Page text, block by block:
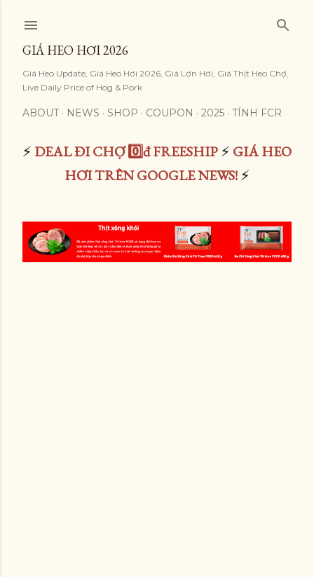
GIÁ HEO HƠI 2026
Giá Heo Update, Giá Heo Hơi 2026, Giá Lợn Hơi, Giá Thịt Heo Chợ,
Live Daily Price of Hog & Pork
ABOUT NEWS SHOP COUPON 2025 TÍNH FCR
⚡ DEAL ĐI CHỢ 0️⃣đ FREESHIP⚡ GIÁ HEO
HƠI TRÊN GOOGLE NEWS!⚡